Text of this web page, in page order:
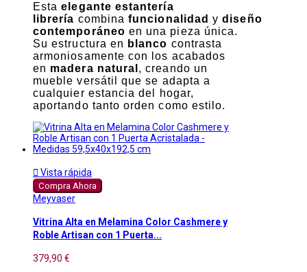
Estaelegante estantería
librería combinafuncionalidad ydiseño
contemporáneo en una pieza única.
Su estructura en blanco contrasta
armoniosamente con los acabados
en madera natural , creando un
mueble versátil que se adapta a
cualquier estancia del hogar,
aportando tanto orden como estilo.
 Vista rápida
Compra Ahora
Meyvaser
Vitrina Alta en Melamina Color Cashmere y
Roble Artisan con 1 Puerta...
379,90 €